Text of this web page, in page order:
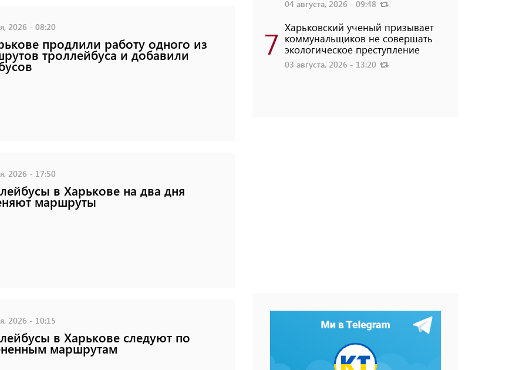
2026 - 08:20
продлили работу одного из
троллейбуса и добавили
2026 - 17:50
в Харькове на два дня
маршруты
2026 - 10:15
в Харькове следуют по
маршрутам
04 августа, 2026 - 09:48
7 Харьковский ученый призывает
коммунальщиков не совершать
экологическое преступление
03 августа, 2026 - 13:20